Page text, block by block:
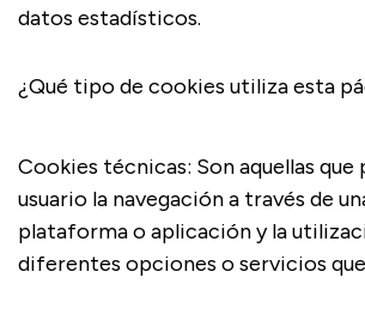
datos estadísticos.
¿Qué tipo de cookies utiliza esta
Cookies técnicas: Son aquellas
usuario la navegación a través de
plataforma o aplicación y la
diferentes opciones o servicios